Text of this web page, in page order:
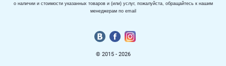
о наличии и стоимости указанных товаров и (или) услуг, пожалуйста, обращайтесь к нашим
менеджерам по email
© 2015 - 2026